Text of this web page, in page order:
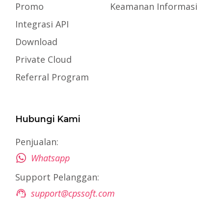
Promo
Integrasi API
Download
Private Cloud
Referral Program
Keamanan Informasi
Hubungi Kami
Penjualan:
Whatsapp
Support Pelanggan:
support@cpssoft.com